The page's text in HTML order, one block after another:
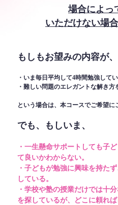
場合によっ
いただけない場
もしもお望みの内容が、
・いま毎日平均して4時間勉強して
・難しい問題のエレガントな解き方
という場合は、本コースでご希望に
でも、もしいま、
・一生懸命サポートしても子
て良いかわからない。
・子どもが勉強に興味を持た
している。
・学校や塾の授業だけでは十
を探しているが、どこに頼れば